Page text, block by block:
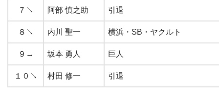
７↘︎ 阿部 慎之助 引退
８↘︎ 内川 聖一 横浜・SB・ヤクルト
９→ 坂本 勇人 巨人
１０↘︎ 村田 修一 引退